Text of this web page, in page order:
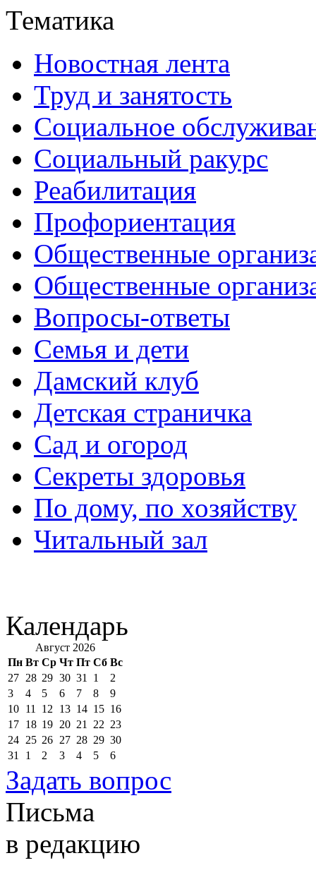
Тематика
Новостная лента
Труд и занятость
Социальное
Социальный ракурс
Реабилитация
Профориентация
Общественные
Общественные
Вопросы-ответы
Семья и дети
Дамский клуб
Детская страничка
Сад и огород
Секреты здоровья
По дому, по хозяйству
Читальный зал
Календарь
Август 2026
Пн Вт Ср Чт Пт Сб Вс
27 28 29 30 31 1
2
3
4 5 6 7 8
9
10 11 12 13 14 15 16
17 18 19 20 21 22 23
24 25 26 27 28 29 30
31
1 2 3 4 5 6
Задать вопрос
Письма
в редакцию